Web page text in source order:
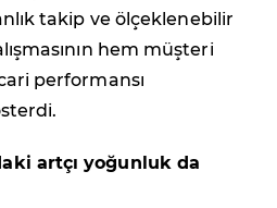
takip ve ölçeklenebilir
hem müşteri
performansı
artçı yoğunluk da